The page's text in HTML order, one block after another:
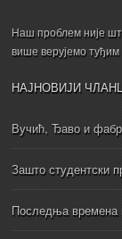
Наш проблем није
више верујемо
НАЈНОВИЈИ
Вучић, Ђаво и
Зашто студентски
Последња времена